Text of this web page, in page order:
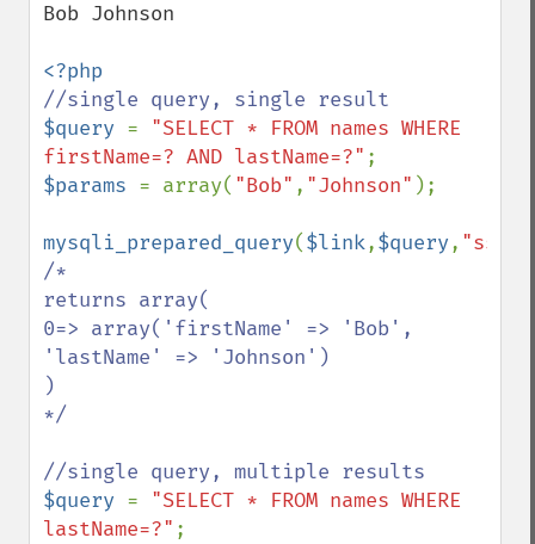
Bob Johnson
$query = "SELECT * FROM names WHERE
firstName=? AND lastName=?"
$params = array( "Bob" , "Johnson" );
mysqli_prepared_query($link,$query, "ss"
/*
returns array(
0=> array('firstName' => 'Bob',
'lastName' => 'Johnson')
)
*/
$query = "SELECT * FROM names WHERE
lastName=?"